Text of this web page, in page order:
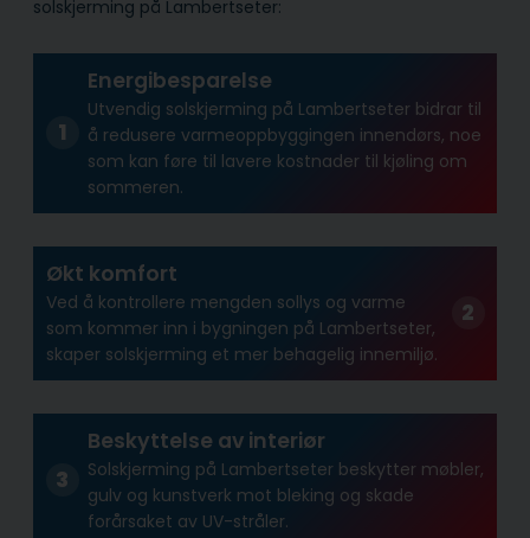
solskjerming på Lambertseter:
Energibesparelse
Utvendig solskjerming på Lambertseter bidrar til
å redusere varmeoppbyggingen innendørs, noe
som kan føre til lavere kostnader til kjøling om
sommeren.
Økt komfort
Ved å kontrollere mengden sollys og varme
som kommer inn i bygningen på Lambertseter,
skaper solskjerming et mer behagelig innemiljø.
Beskyttelse av interiør
Solskjerming på Lambertseter beskytter møbler,
gulv og kunstverk mot bleking og skade
forårsaket av UV-stråler.